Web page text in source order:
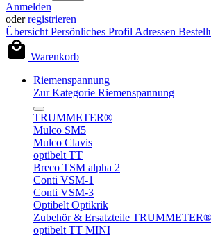
Anmelden
oderregistrieren
Übersicht Persönliches Profil Adressen
Warenkorb
Riemenspannung
Zur Kategorie Riemenspannung
TRUMMETER®
Mulco SM5
Mulco Clavis
optibelt TT
Breco TSM alpha 2
Conti VSM-1
Conti VSM-3
Optibelt Optikrik
Zubehör & Ersatzteile TRUMMETER®
optibelt TT MINI